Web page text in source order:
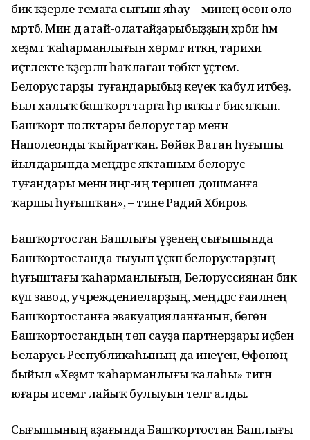
бик ҡәҙерле темаға сығыш яһау – минең өсөн оло
мәртәбә. Мин дә атай-олатайҙарыбыҙҙың хәрби һәм
хеҙмәт ҡаһарманлығын хөрмәт иткән, тарихи
иҫтәлекте ҡәҙерләп һаҡлаған төбәктә үҫтем.
Белорустарҙы туғандарыбыҙ кеүек ҡабул итәбеҙ.
Был халыҡ башҡорттарға һәр ваҡыт бик яҡын.
Башҡорт полктары белорустар менән
Наполеонды ҡыйратҡан. Бөйөк Ватан һуғышы
йылдарында меңдәрсә яҡташым белорус
туғандары менән иңгә-иң терәшеп дошманға
ҡаршы һуғышҡан», – тине Радий Хәбиров.
Башҡортостан Башлығы үҙенең сығышында
Башҡортостанда тыуып үҫкән белорустарҙың
һуғыштағы ҡаһарманлығын, Белоруссиянан бик
күп завод, учреждениеларҙың, меңдәрсә ғаиләнең
Башҡортостанға эвакуацияланғанын, бөгөн
Башҡортостандың төп сауҙа партнерҙары иҫәбенә
Беларусь Республикаһының да инеүен, Өфөнөң
быйыл «Хеҙмәт ҡаһарманлығы ҡалаһы» тигән
юғары исемгә лайыҡ булыуын телгә алды.
Сығышының аҙағында Башҡортостан Башлығы